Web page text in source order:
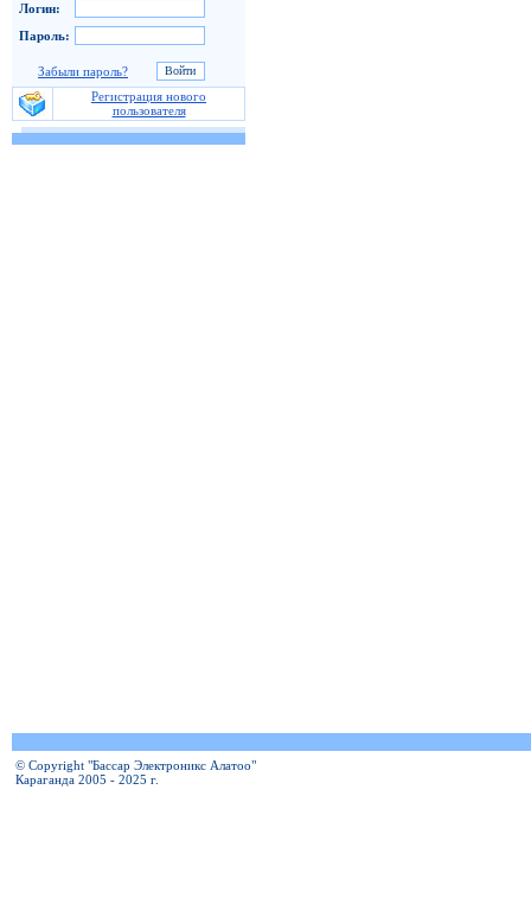
Логин:
Пароль:
Забыли пароль?
Регистрация нового
пользователя
© Copyright "Бассар Электроникс Алатоо"
Караганда 2005 - 2025 г.